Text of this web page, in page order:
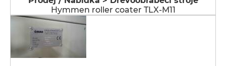
Hymmen roller coater TLX-M11